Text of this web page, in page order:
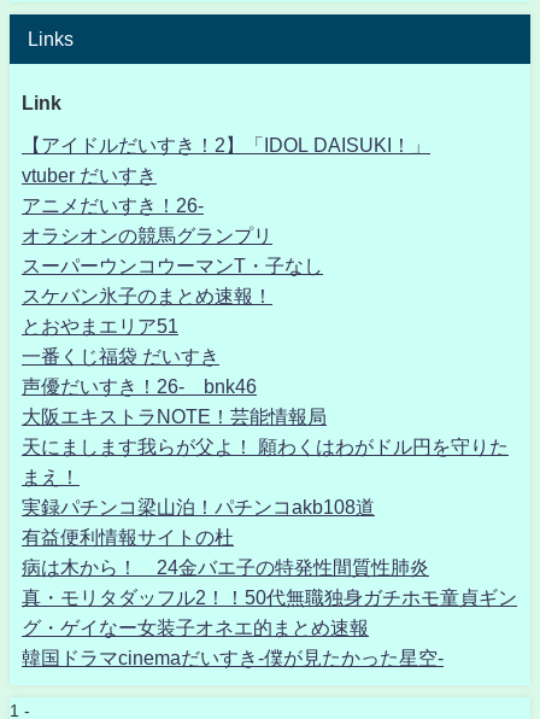
Links
Link
【アイドルだいすき！2】「IDOL DAISUKI！」
vtuber だいすき
アニメだいすき！26-
オラシオンの競馬グランプリ
スーパーウンコウーマンT・子なし
スケバン氷子のまとめ速報！
とおやまエリア51
一番くじ福袋 だいすき
声優だいすき！26- bnk46
大阪エキストラNOTE！芸能情報局
天にまします我らが父よ！ 願わくはわがドル円を守りた
まえ！
実録パチンコ梁山泊！パチンコakb108道
有益便利情報サイトの杜
病は木から！ 24金バエ子の特発性間質性肺炎
真・モリタダッフル2！！50代無職独身ガチホモ童貞ギン
グ・ゲイなー女装子オネエ的まとめ速報
韓国ドラマcinemaだいすき-僕が見たかった星空-
1 -